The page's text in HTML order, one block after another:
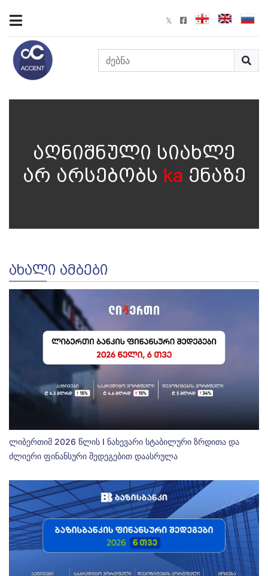
აღნიშნული სიახლე
არ არსებობს ka ენაზე
ᲐᲮᲐᲚᲘ ᲐᲛᲑᲔᲑᲘ
ლიბერთიმ 2026 წლის I ნახევარი სტაბილური ზრდითა და
ძლიერი ფინანსური შედეგებით დაასრულა